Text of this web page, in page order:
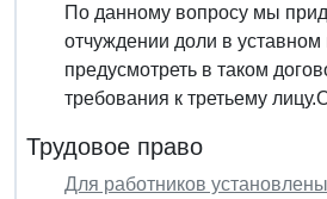
По данному вопросу мы
отчуждении доли в
предусмотреть в таком
требования к третьему
Трудовое право
Для работников